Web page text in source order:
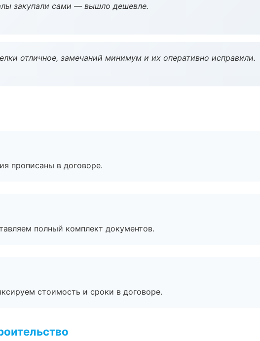
закупали сами — вышло дешевле.
отличное, замечаний минимум и их оперативно исправили.
прописаны в договоре.
полный комплект документов.
стоимость и сроки в договоре.